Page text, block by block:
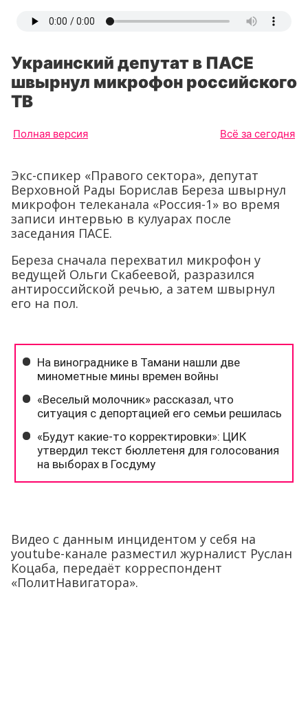
Украинский депутат в ПАСЕ
швырнул микрофон российского
ТВ
Полная версия Всё за сегодня
Экс-спикер «Правого сектора», депутат
Верховной Рады Борислав Береза швырнул
микрофон телеканала «Россия-1» во время
записи интервью в кулуарах после
заседания ПАСЕ.
Береза сначала перехватил микрофон у
ведущей Ольги Скабеевой, разразился
антироссийской речью, а затем швырнул
его на пол.
Видео с данным инцидентом у себя на
youtube-канале разместил журналист Руслан
Коцаба, передаёт корреспондент
«ПолитНавигатора».